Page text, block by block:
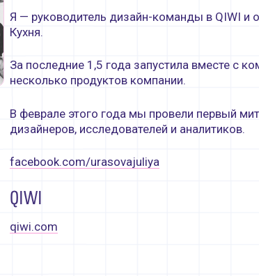
Я — руководитель дизайн-команды в QIWI и
Кухня.
За последние 1,5 года запустила вместе с
несколько продуктов компании.
В феврале этого года мы провели первый
дизайнеров, исследователей и аналитиков.
facebook.com/urasovajuliya
QIWI
qiwi.com